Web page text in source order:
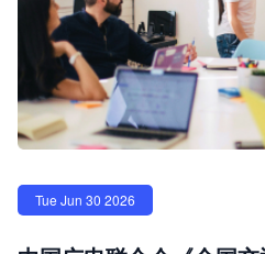
Tue Jun 30 2026